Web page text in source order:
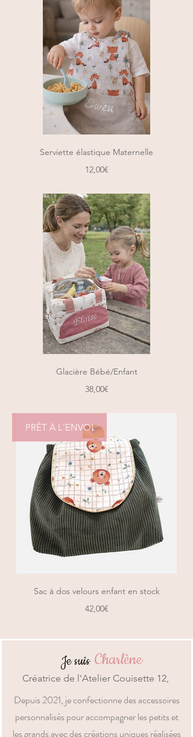
Serviette élastique Maternelle
12,00€Prix
Glacière Bébé/Enfant
38,00€Prix
PRÊT À L'ENVOI
Sac à dos velours enfant en stock
42,00€Prix
Je suis Charlène
Créatrice de l'Atelier Couisette 12,
Depuis 2021, je confectionne des accessoires
personnalisés pour accompagner les petits et
les grands avec des créations uniques réalisées